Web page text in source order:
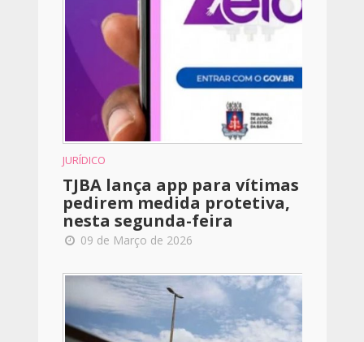
JURÍDICO
TJBA lança app para vítimas
pedirem medida protetiva,
nesta segunda-feira
09 de Março de 2026